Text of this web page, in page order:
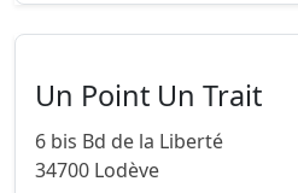
Un Point Un Trait
6 bis Bd de la Liberté
34700 Lodève